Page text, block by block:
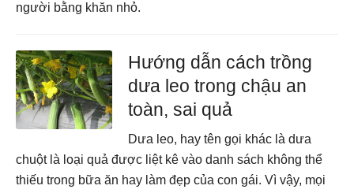
người bằng khăn nhỏ.
Hướng dẫn cách trồng
dưa leo trong chậu an
toàn, sai quả
Dưa leo, hay tên gọi khác là dưa
chuột là loại quả được liệt kê vào danh sách không thể
thiếu trong bữa ăn hay làm đẹp của con gái. Vì vậy, mọi